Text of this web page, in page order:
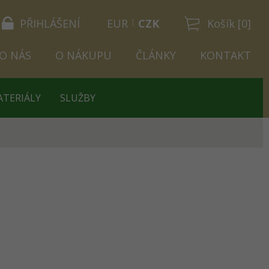
PŘIHLÁŠENÍ Košík [0]
EUR CZK
O NÁS O NÁKUPU ČLÁNKY KONTAKT
SLUŽBY